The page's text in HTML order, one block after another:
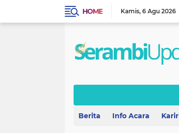
HOME Kamis 6 Agu 2026
Berita Info Acara Karir